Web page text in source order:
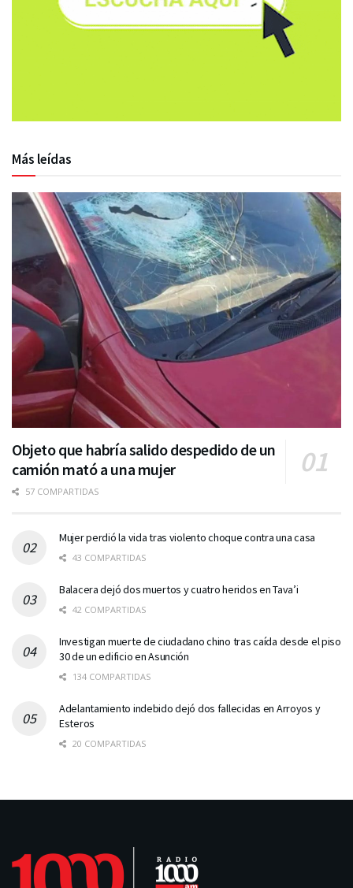
Más leídas
Objeto que habría salido despedido de un
camión mató a una mujer
57 COMPARTIDAS
Mujer perdió la vida tras violento choque contra una casa
43 COMPARTIDAS
Balacera dejó dos muertos y cuatro heridos en Tava’i
42 COMPARTIDAS
Investigan muerte de ciudadano chino tras caída desde el piso
30 de un edificio en Asunción
134 COMPARTIDAS
Adelantamiento indebido dejó dos fallecidas en Arroyos y
Esteros
20 COMPARTIDAS